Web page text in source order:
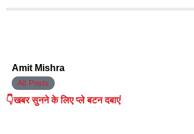
Amit Mishra
All Posts
👇खबर सुनने के लिए प्ले बटन दबाएं